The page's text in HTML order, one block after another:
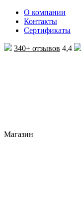
О компании
Контакты
Сертификаты
340+ отзывов 4,4
Магазин